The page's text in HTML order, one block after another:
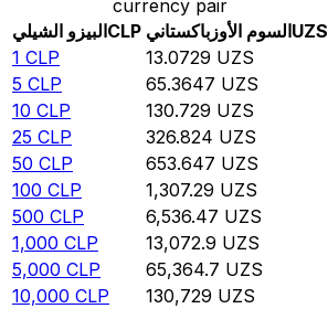
currency pair
البيزو الشيليCLP السوم الأوزباكستانيUZS
1 CLP 13.0729 UZS
5 CLP 65.3647 UZS
10 CLP 130.729 UZS
25 CLP 326.824 UZS
50 CLP 653.647 UZS
100 CLP 1,307.29 UZS
500 CLP 6,536.47 UZS
1,000 CLP 13,072.9 UZS
5,000 CLP 65,364.7 UZS
10,000 CLP 130,729 UZS